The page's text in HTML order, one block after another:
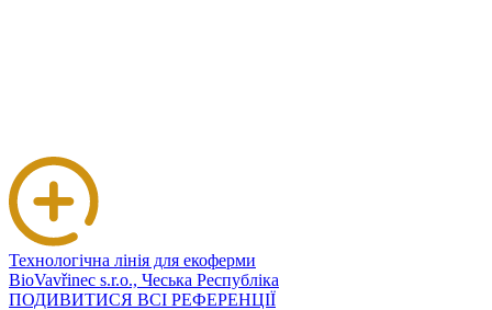
Технологічна лінія для екоферми
BioVavřinec s.r.o., Чеська Республіка
ПОДИВИТИСЯ ВСІ РЕФЕРЕНЦІЇ